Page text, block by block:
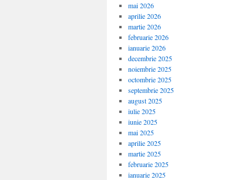
mai 2026
aprilie 2026
martie 2026
februarie 2026
ianuarie 2026
decembrie 2025
noiembrie 2025
octombrie 2025
septembrie 2025
august 2025
iulie 2025
iunie 2025
mai 2025
aprilie 2025
martie 2025
februarie 2025
ianuarie 2025